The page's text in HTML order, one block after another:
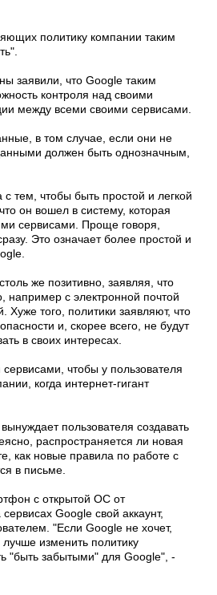
политику компании таким
заявили, что Google таким
контроля над своими
между всеми своими сервисами.
в том случае, если они не
должен быть однозначным,
тем, чтобы быть простой и легкой
он вошел в систему, которая
сервисами. Проще говоря,
Это означает более простой и
же позитивно, заявляя, что
например с электронной почтой
того, политики заявляют, что
и, скорее всего, не будут
в своих интересах.
чтобы у пользователя
когда интернет-гигант
пользователя создавать
распространяется ли новая
как новые правила по работе с
в письме.
с открытой ОС от
Google свой аккаунт,
"Если Google не хочет,
изменить политику
"быть забытыми" для Google", -